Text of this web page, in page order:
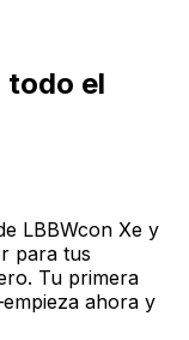
todo el
LBBWcon Xe y
para tus
Tu primera
ahora y